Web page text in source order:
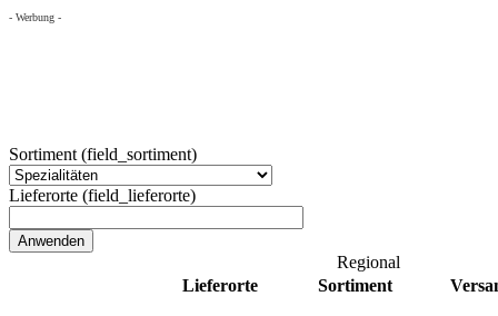
- Werbung -
Sortiment (field_sortiment)
Lieferorte (field_lieferorte)
Regional
Lieferorte
Sortiment